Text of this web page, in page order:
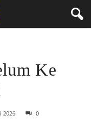
Ke
2026 0